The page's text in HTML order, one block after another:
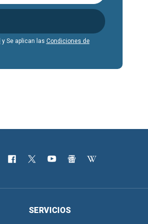
y Se aplican las Condiciones de
SERVICIOS